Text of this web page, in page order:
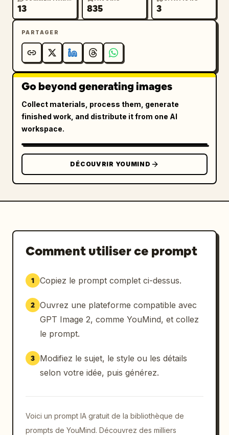
13 835 3
PARTAGER
Go beyond generating images
Collect materials, process them, generate
finished work, and distribute it from one AI
workspace.
DÉCOUVRIR YOUMIND
Comment utiliser ce prompt
1 Copiez le prompt complet ci-dessus.
2 Ouvrez une plateforme compatible avec
GPT Image 2, comme YouMind, et collez
le prompt.
3
Modifiez le sujet, le style ou les détails
selon votre idée, puis générez.
Voici un prompt IA gratuit de la bibliothèque de
prompts de YouMind. Découvrez des milliers